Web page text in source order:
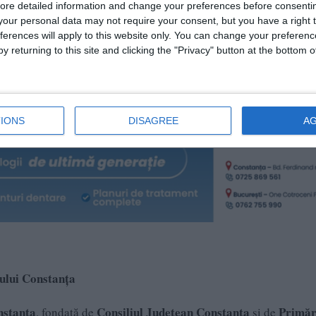
detailed information and change your preferences before
personal data may not require your consent, but you have a right
will apply to this website only. You can change your
returning to this site and clicking the "Privacy" button at the bottom
DISAGREE
necesare, de la avize până la finalizarea construcției:
lei.
42,5 milioane lei conform devizului general.
2026. La licitație au participat 5 ofertanți, criteriul de
Constanța
, fondată de Consiliul Județean Constanța și de